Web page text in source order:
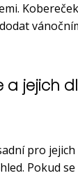
a jejich
pro
Pokud